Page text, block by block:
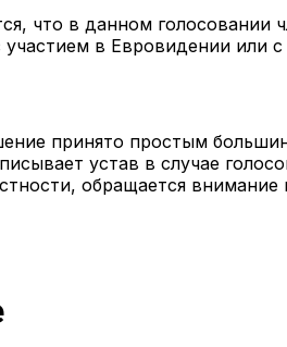
что в данном голосовании
в Евровидении или
принято простым
устав в случае
обращается внимание